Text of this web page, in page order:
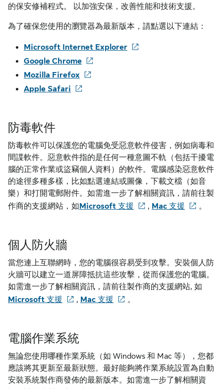
的保安修補程式。 以加強安保，改善性能和技術支援。
為了確保您使用的瀏覽器為最新版本，請點選以下連結：
Microsoft Internet Explorer
Google Chrome
Mozilla Firefox
Apple Safari
防毒軟件
防毒軟件可以保護您的電腦免受惡意軟件侵害，例如病毒和
間諜軟件。惡意軟件指的是任何一種意圖不軌（包括干擾電
腦的正常作業或盜竊個人資料）的軟件。電腦感染惡意軟件
的途徑多種多樣，比如點選連結或圖像，下載文檔（如音
樂）和打開電郵附件。如需進一步了解相關資訊，請前往製
作商的支援網站，如Microsoft 支援 , Mac 支援 。
個人防火牆
當您連上互聯網時，您的電腦很容易受到攻擊。安裝個人防
火牆可以建立一道屏障抵抗這些攻擊，從而保護您的電腦。
如需進一步了解相關資訊，請前往製作商的支援網站, 如
Microsoft 支援
, Mac 支援 。
電腦作業系統
無論您使用哪種作業系統（如 Windows 和 Mac 等），您都
應該將其更新至最新狀態。最好能夠將作業系統設置為自動
安裝系統製作商發佈的最新版本。如需進一步了解相關資